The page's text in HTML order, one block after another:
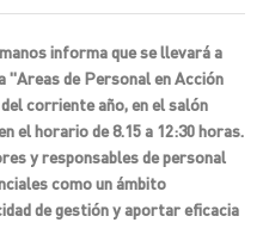
informa que se llevará a
"Areas de Personal en Acción
corriente año, en el salón
el horario de 8.15 a 12:30 horas.
y responsables de personal
como un ámbito
de gestión y aportar eficacia